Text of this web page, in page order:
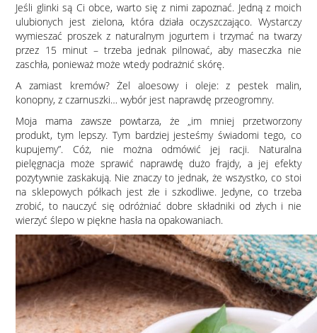
Jeśli glinki są Ci obce, warto się z nimi zapoznać. Jedną z moich
ulubionych jest zielona, która działa oczyszczająco. Wystarczy
wymieszać proszek z naturalnym jogurtem i trzymać na twarzy
przez 15 minut – trzeba jednak pilnować, aby maseczka nie
zaschła, ponieważ może wtedy podrażnić skórę.
A zamiast kremów? Żel aloesowy i oleje: z pestek malin,
konopny, z czarnuszki… wybór jest naprawdę przeogromny.
Moja mama zawsze powtarza, że „im mniej przetworzony
produkt, tym lepszy. Tym bardziej jesteśmy świadomi tego, co
kupujemy”. Cóż, nie można odmówić jej racji. Naturalna
pielęgnacja może sprawić naprawdę dużo frajdy, a jej efekty
pozytywnie zaskakują. Nie znaczy to jednak, że wszystko, co stoi
na sklepowych półkach jest złe i szkodliwe. Jedyne, co trzeba
zrobić, to nauczyć się odróżniać dobre składniki od złych i nie
wierzyć ślepo w piękne hasła na opakowaniach.